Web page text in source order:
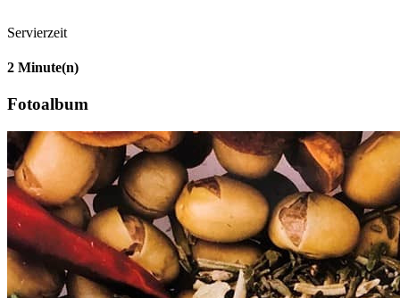
Servierzeit
2 Minute(n)
Fotoalbum